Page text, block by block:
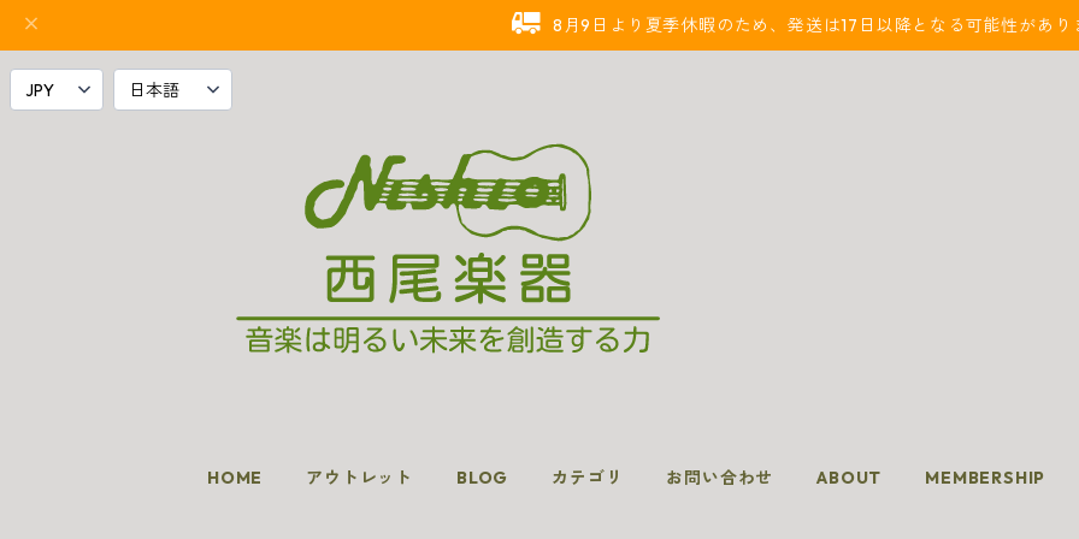
8月9日より夏季休暇のため、発送は17日以降となる可能性があり
HOME アウトレット BLOG カテゴリ お問い合わせ ABOUT MEMBERSHIP